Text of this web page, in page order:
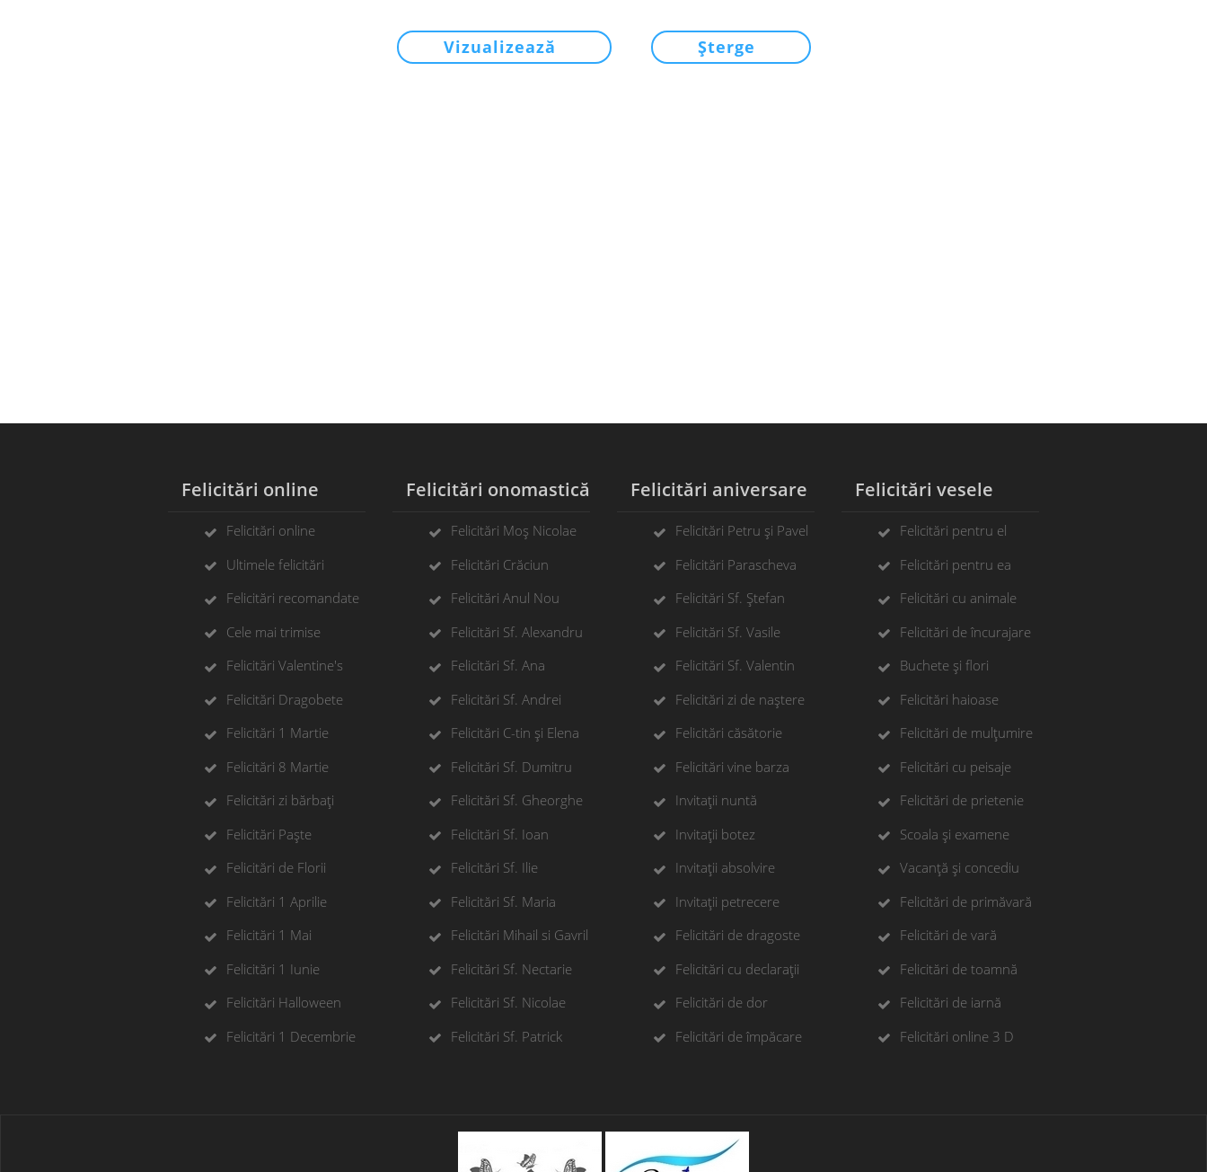
Vizualizează Șterge
Felicitări online
Felicitări online
Ultimele felicitări
Felicitări recomandate
Cele mai trimise
Felicitări Valentine's
Felicitări Dragobete
Felicitări 1 Martie
Felicitări 8 Martie
Felicitări zi bărbați
Felicitări Paște
Felicitări de Florii
Felicitări 1 Aprilie
Felicitări 1 Mai
Felicitări 1 Iunie
Felicitări Halloween
Felicitări 1 Decembrie
Felicitări onomastică
Felicitări Moș Nicolae
Felicitări Crăciun
Felicitări Anul Nou
Felicitări Sf. Alexandru
Felicitări Sf. Ana
Felicitări Sf. Andrei
Felicitări C-tin și Elena
Felicitări Sf. Dumitru
Felicitări Sf. Gheorghe
Felicitări Sf. Ioan
Felicitări Sf. Ilie
Felicitări Sf. Maria
Felicitări Mihail si Gavril
Felicitări Sf. Nectarie
Felicitări Sf. Nicolae
Felicitări Sf. Patrick
Felicitări aniversare
Felicitări Petru și Pavel
Felicitări Parascheva
Felicitări Sf. Ștefan
Felicitări Sf. Vasile
Felicitări Sf. Valentin
Felicitări zi de naștere
Felicitări căsătorie
Felicitări vine barza
Invitații nuntă
Invitații botez
Invitații absolvire
Invitații petrecere
Felicitări de dragoste
Felicitări cu declarații
Felicitări de dor
Felicitări de împăcare
Felicitări vesele
Felicitări pentru el
Felicitări pentru ea
Felicitări cu animale
Felicitări de încurajare
Buchete și flori
Felicitări haioase
Felicitări de mulțumire
Felicitări cu peisaje
Felicitări de prietenie
Scoala și examene
Vacanță și concediu
Felicitări de primăvară
Felicitări de vară
Felicitări de toamnă
Felicitări de iarnă
Felicitări online 3 D